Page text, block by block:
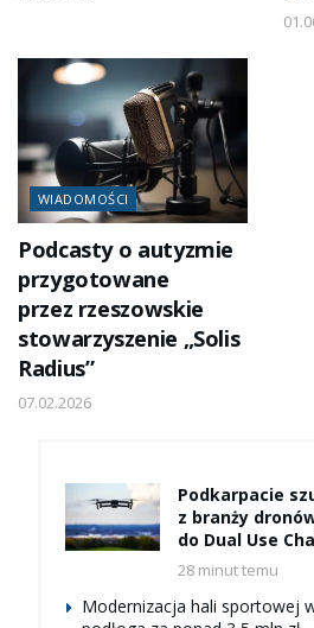
WIADOMOŚCI
Podcasty o autyzmie
przygotowane
przez rzeszowskie
stowarzyszenie „Solis
Radius”
07.02.2026
Podkarpacie
z branży
do Dual Use
28 minut temu
Modernizacja hali sportowej